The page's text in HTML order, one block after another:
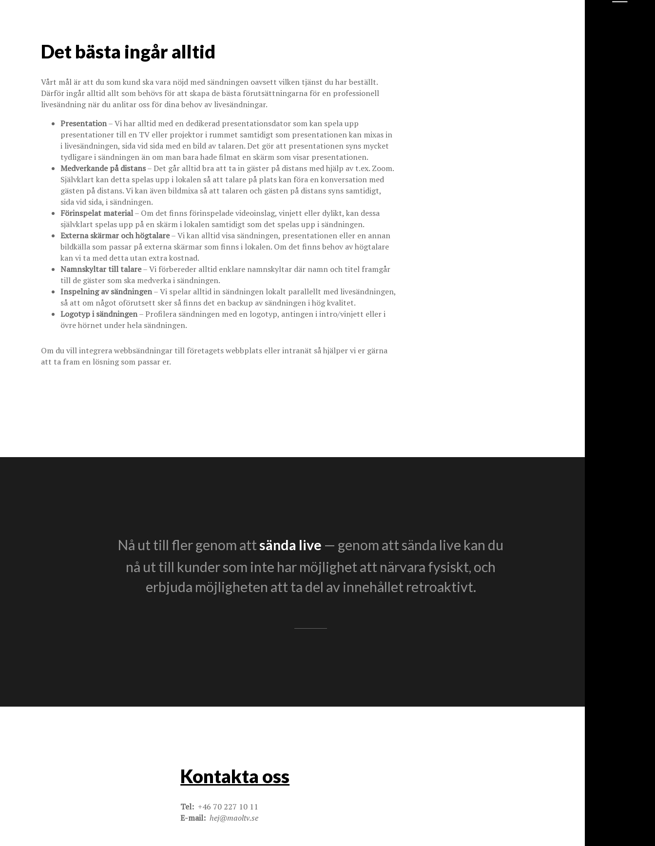
Det bästa ingår alltid
Vårt mål är att du som kund ska vara nöjd med sändningen oavsett vilken tjänst du har beställt.
Därför ingår alltid allt som behövs för att skapa de bästa förutsättningarna för en professionell
livesändning när du anlitar oss för dina behov av livesändningar.
Presentation– Vi har alltid med en dedikerad presentationsdator som kan spela upp
presentationer till en TV eller projektor i rummet samtidigt som presentationen kan mixas in
i livesändningen, sida vid sida med en bild av talaren. Det gör att presentationen syns mycket
tydligare i sändningen än om man bara hade filmat en skärm som visar presentationen.
Medverkande på distans– Det går alltid bra att ta in gäster på distans med hjälp av t.ex. Zoom.
Självklart kan detta spelas upp i lokalen så att talare på plats kan föra en konversation med
gästen på distans. Vi kan även bildmixa så att talaren och gästen på distans syns samtidigt,
sida vid sida, i sändningen.
Förinspelat material– Om det finns förinspelade videoinslag, vinjett eller dylikt, kan dessa
självklart spelas upp på en skärm i lokalen samtidigt som det spelas upp i sändningen.
Externa skärmar och högtalare– Vi kan alltid visa sändningen, presentationen eller en annan
bildkälla som passar på externa skärmar som finns i lokalen. Om det finns behov av högtalare
kan vi ta med detta utan extra kostnad.
Namnskyltar till talare– Vi förbereder alltid enklare namnskyltar där namn och titel framgår
till de gäster som ska medverka i sändningen.
Inspelning av sändningen– Vi spelar alltid in sändningen lokalt parallellt med livesändningen,
så att om något oförutsett sker så finns det en backup av sändningen i hög kvalitet.
Logotyp i sändningen– Profilera sändningen med en logotyp, antingen i intro/vinjett eller i
övre hörnet under hela sändningen.
Om du vill integrera webbsändningar till företagets webbplats eller intranät så hjälper vi er gärna
att ta fram en lösning som passar er.
Nå ut till fler genom attsända live — genom att sända live kan du
nå ut till kunder som inte har möjlighet att närvara fysiskt, och
erbjuda möjligheten att ta del av innehållet retroaktivt.
Kontakta oss
Tel: +46 70 227 10 11
E-mail: hej@maoltv.se